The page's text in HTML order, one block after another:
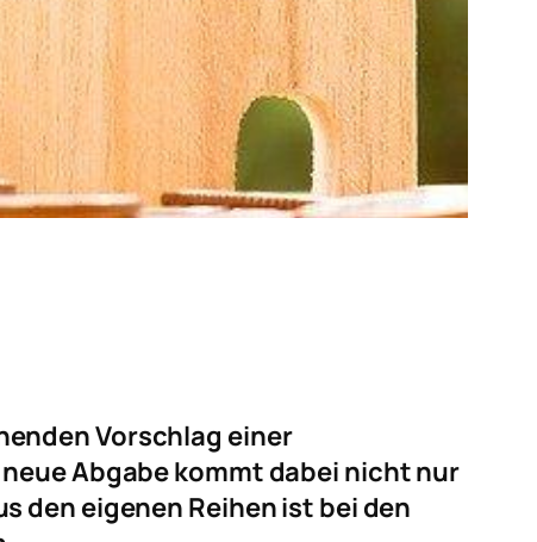
Vorschlag einer
Abgabe kommt dabei nicht nur
den eigenen Reihen ist bei den